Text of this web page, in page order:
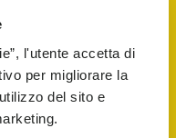
l'utente accetta di
per migliorare la
del sito e